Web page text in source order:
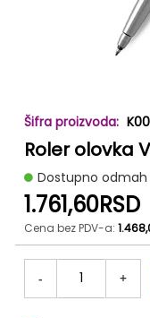
Roler olovka
Dostupno odmah
1.761,60RSD
Cena bez PDV-a:
- +
Skip
to
the
of
the
images
gallery